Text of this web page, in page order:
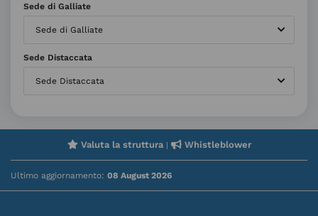
Sede di Galliate
Sede di Galliate
Sede Distaccata
Sede Distaccata
Valuta la struttura| Whistleblower
Ultimo aggiornamento: 08 August 2026